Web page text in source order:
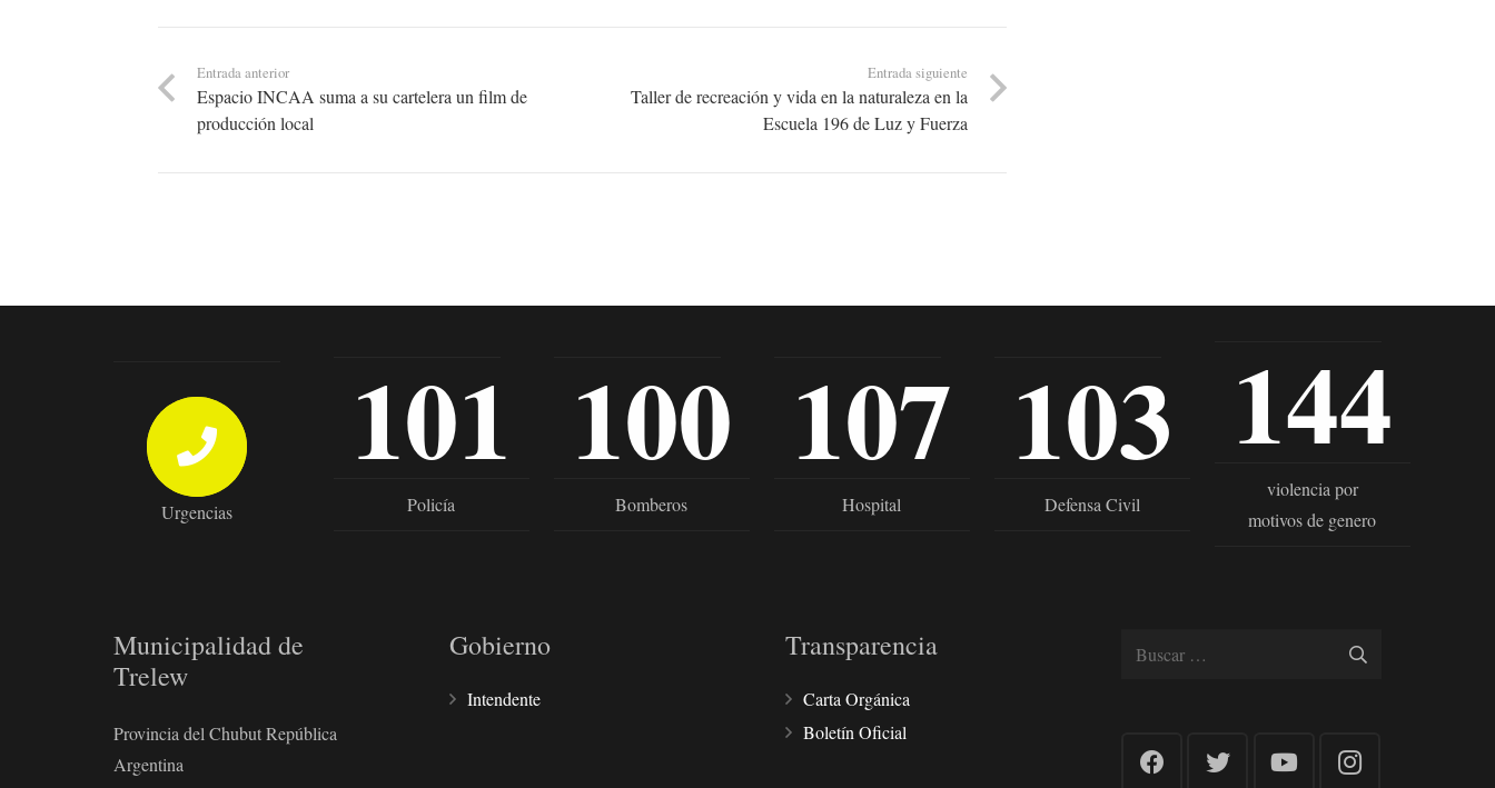
Entrada anterior
Espacio INCAA suma a su cartelera un film de
producción local
Entrada siguiente
Taller de recreación y vida en la naturaleza en la
Escuela 196 de Luz y Fuerza
Urgencias
101
Policía
100
Bomberos
107
Hospital
103
Defensa Civil
144
violencia por
motivos de genero
Municipalidad de
Trelew
Provincia del Chubut República
Argentina
Gobierno
Intendente
Transparencia
Carta Orgánica
Boletín Oficial